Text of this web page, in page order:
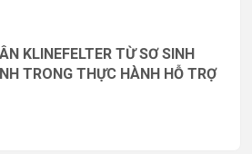
KLINEFELTER TỪ SƠ SINH
TRONG THỰC HÀNH HỖ TRỢ